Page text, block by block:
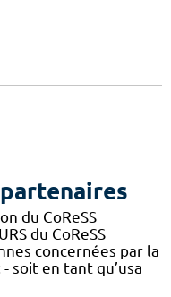
partenaires
du CoReSS
du CoReSS
concernées par la
soit en tant qu’usa